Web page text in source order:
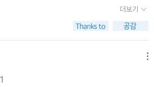
치는 모습이 약간은 이기적으로 보여서짱난다
게 신조어를 써가며 비난하는 아이들도 있지
“태진아 오빠!”를 외치면서도 버림받은 아
가진 진짜 멋진 할머니, 바로 오늘을 사는 건
꿈꾸는 모습이 아닐까? 세 번 째 이야기인
>는 남편이 먼저 세상을 떠나 홀로 된 할머
게 된다. 손녀가 선물한 싸구려 귀걸이를 (너
치던 그 귀걸이를) 하신 할머니의 모습이 가
쓰럽기만 하다. 한평생을 자신의 희생으로만
신을 위해 남은 인생을 사셨으면 하는 마음이
뒷바라지 하는 할아버지의 모습 또한 또 다른
런지 제 부모님들의 이야기라기보다는 내가
하는 생각을 더 많이 해보게 됩니다. 이 책을
머니, 할아버지를 이해하려고 하는 것보다는
부모님의 미래를 생각해보면 어떨까 싶네요.
은 옛날 분들보다는 약게 살려고 합니다. 자식
더보기